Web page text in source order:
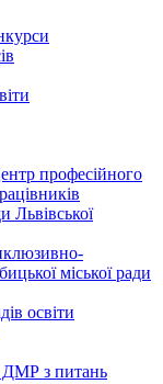
професійного
Львівської
міської ради
освіти
ДМР з питань